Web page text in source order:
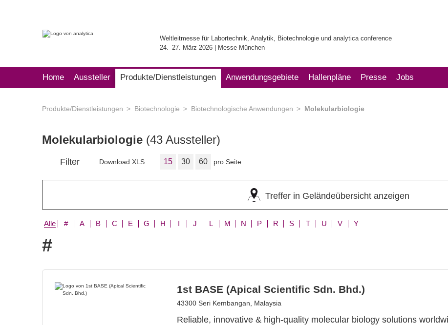
Weltleitmesse für Labortechnik, Analytik, Biotechnologie und analytica conference
24.–27. März 2026 | Messe München
Home Aussteller Produkte/Dienstleistungen Anwendungsgebiete Hallenpläne Presse Jobs
Produkte/Dienstleistungen Biotechnologie Biotechnologische Anwendungen Molekularbiologie
Molekularbiologie (43 Aussteller)
Filter Download XLS 15 30 60 pro Seite
Treffer in Geländeübersicht anzeigen
Alle # A B C E G H I J L M N P R S T U V Y
#
1st BASE (Apical Scientific Sdn. Bhd.)
43300 Seri Kembangan, Malaysia
Reliable, innovative & high-quality molecular biology solutions